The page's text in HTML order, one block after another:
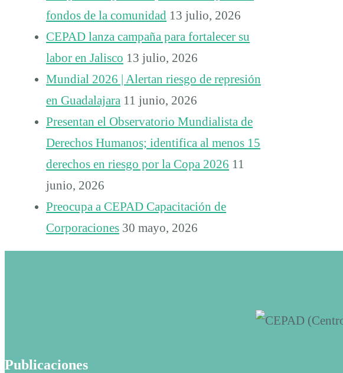
fondos de la comunidad 13 julio, 2026
CEPAD lanza campaña para fortalecer su
labor en Jalisco 13 julio, 2026
Mundial 2026 | Alertan riesgo de represión
en Guadalajara 11 junio, 2026
Presentan el Observatorio Mundialista de
Derechos Humanos; identifica al menos 15
derechos en riesgo por la Copa 2026 11
junio, 2026
Preocupa a CEPAD Capacitación de
Corporaciones 30 mayo, 2026
Publicaciones